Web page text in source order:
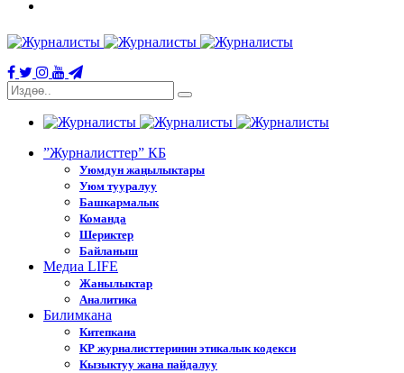
”Журналисттер” КБ
Уюмдун жаңылыктары
Уюм тууралуу
Башкармалык
Команда
Шериктер
Байланыш
Медиа LIFE
Жанылыктар
Аналитика
Билимкана
Китепкана
КР журналисттеринин этикалык кодекси
Кызыктуу жана пайдалуу